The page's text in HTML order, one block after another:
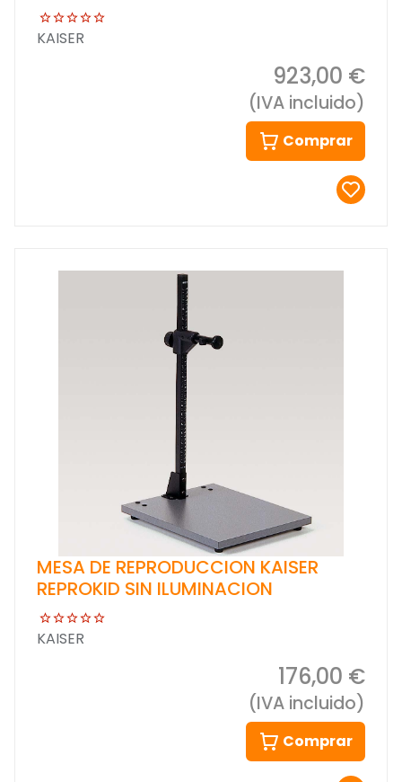
KAISER
923,00 €
(IVA incluido)
Comprar
MESA DE REPRODUCCION KAISER
REPROKID SIN ILUMINACION
KAISER
176,00 €
(IVA incluido)
Comprar